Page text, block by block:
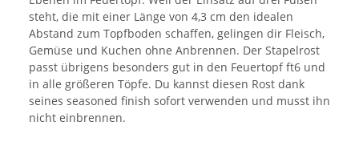
steht, die mit einer Länge von 4,3 cm den idealen
Abstand zum Topfboden schaffen, gelingen dir Fleisch,
Gemüse und Kuchen ohne Anbrennen. Der Stapelrost
passt übrigens besonders gut in den Feuertopf ft6 und
in alle größeren Töpfe. Du kannst diesen Rost dank
seines seasoned finish sofort verwenden und musst ihn
nicht einbrennen.